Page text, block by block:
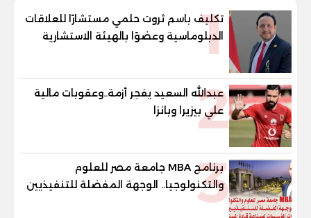
1
تكليف باسم ثروت حلمي مستشارًا للعلاقات
الدبلوماسية وعضوًا بالهيئة الاستشارية
العليا لمنظمة «جاد جمينت يوإن»
2
عبدالله السعيد يفجر أزمة..وعقوبات مالية
علي بيزيرا وبانزا
3
برنامج MBA جامعة مصر للعلوم
والتكنولوجيا.. الوجهة المفضلة للتنفيذيين
وقيادات المؤسسات لصناعة قادة